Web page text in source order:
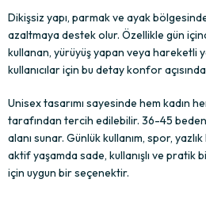
Dikişsiz yapı, parmak ve ayak
azaltmaya destek olur. Özellikle gün
kullanan, yürüyüş yapan veya hareketli
kullanıcılar için bu detay konfor
Unisex tasarımı sayesinde hem kadın
tarafından tercih edilebilir. 36-45 beden
alanı sunar. Günlük kullanım, spor,
aktif yaşamda sade, kullanışlı ve
için uygun bir seçenektir.